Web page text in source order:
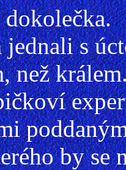
jednali s
než
by se